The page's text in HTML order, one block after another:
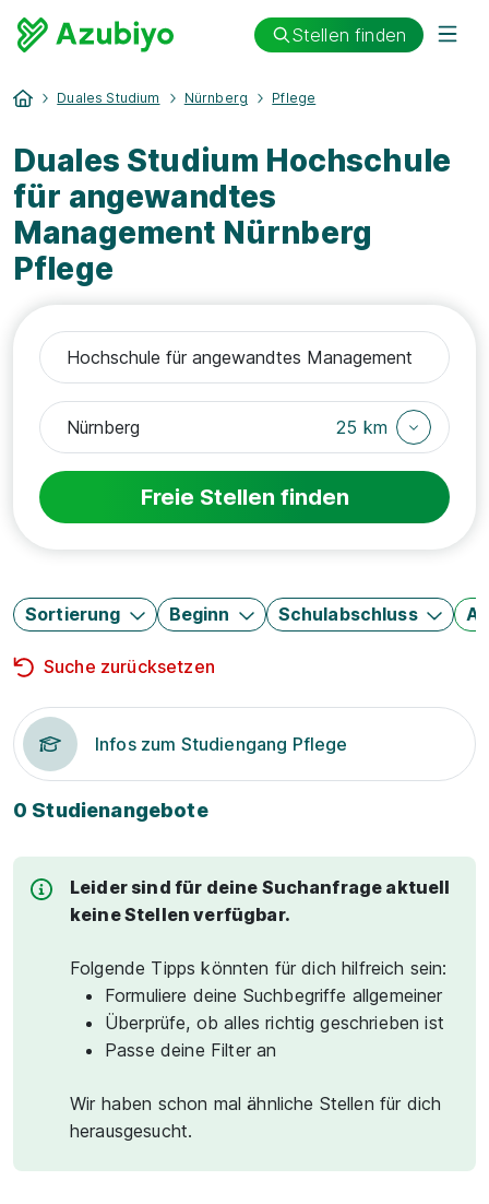
Stellen finden
Duales Studium Nürnberg Pflege
Duales Studium Hochschule
für angewandtes
Management Nürnberg
Pflege
25 km
Freie Stellen finden
Sortierung Beginn Schulabschluss
Suche zurücksetzen
Infos zum Studiengang Pflege
0 Studienangebote
Leider sind für deine Suchanfrage aktuell
keine Stellen verfügbar.
Folgende Tipps könnten für dich hilfreich sein:
Formuliere deine Suchbegriffe allgemeiner
Überprüfe, ob alles richtig geschrieben ist
Passe deine Filter an
Wir haben schon mal ähnliche Stellen für dich
herausgesucht.